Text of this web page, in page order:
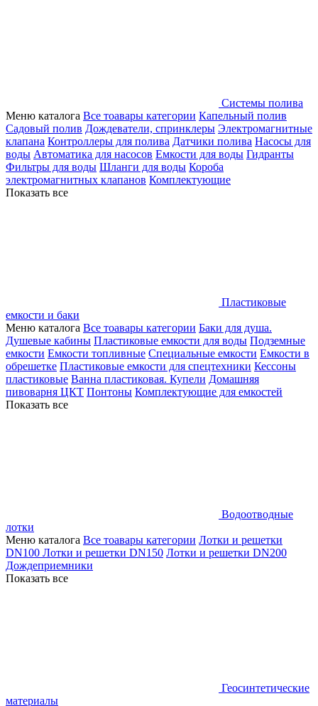
Системы полива
Меню каталога Все тоавары категории Капельный полив
Садовый полив Дождеватели, спринклеры Электромагнитные
клапана Контроллеры для полива Датчики полива Насосы для
воды Автоматика для насосов Емкости для воды Гидранты
Фильтры для воды Шланги для воды Короба
электромагнитных клапанов Комплектующие
Показать все
Пластиковые
емкости и баки
Меню каталога Все тоавары категории Баки для душа.
Душевые кабины Пластиковые емкости для воды Подземные
емкости Емкости топливные Специальные емкости Емкости в
обрешетке Пластиковые емкости для спецтехники Кессоны
пластиковые Ванна пластиковая. Купели Домашняя
пивоварня ЦКТ Понтоны Комплектующие для емкостей
Показать все
Водоотводные
лотки
Меню каталога Все тоавары категории Лотки и решетки
DN100 Лотки и решетки DN150 Лотки и решетки DN200
Дождеприемники
Показать все
Геосинтетические
материалы